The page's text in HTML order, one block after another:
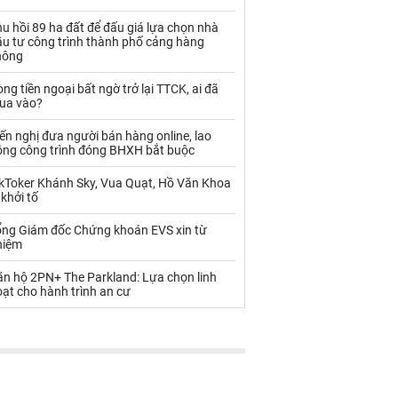
Palladium Phân bón
Rau - Củ -Quả Sắt thép
Sữa
Than Thức ăn chăn nuôi
Thủy hải sản khác Tôm
Vàng
VLXD khác Xăng dầu
Xi măng - Clynker
hồi 89 ha đất để đấu giá lựa chọn nhà
tư công trình thành phố cảng hàng
tiền ngoại bất ngờ trở lại TTCK, ai đã
vào?
nghị đưa người bán hàng online, lao
công trình đóng BHXH bắt buộc
Khánh Sky, Vua Quạt, Hồ Văn Khoa
khởi tố
Giám đốc Chứng khoán EVS xin từ
hộ 2PN+ The Parkland: Lựa chọn linh
cho hành trình an cư